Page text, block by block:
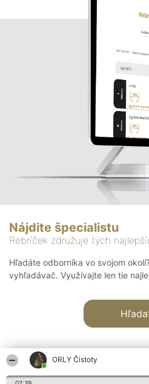
ORLY Čistoty
Nájdite špecialistu
Rebríček združuje tých
Hľadáte odborníka vo svojom
vyhľadávač. Využívajte len tie